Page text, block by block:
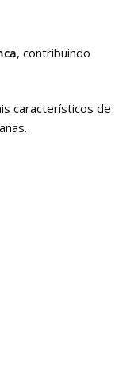
, contribuindo
característicos de